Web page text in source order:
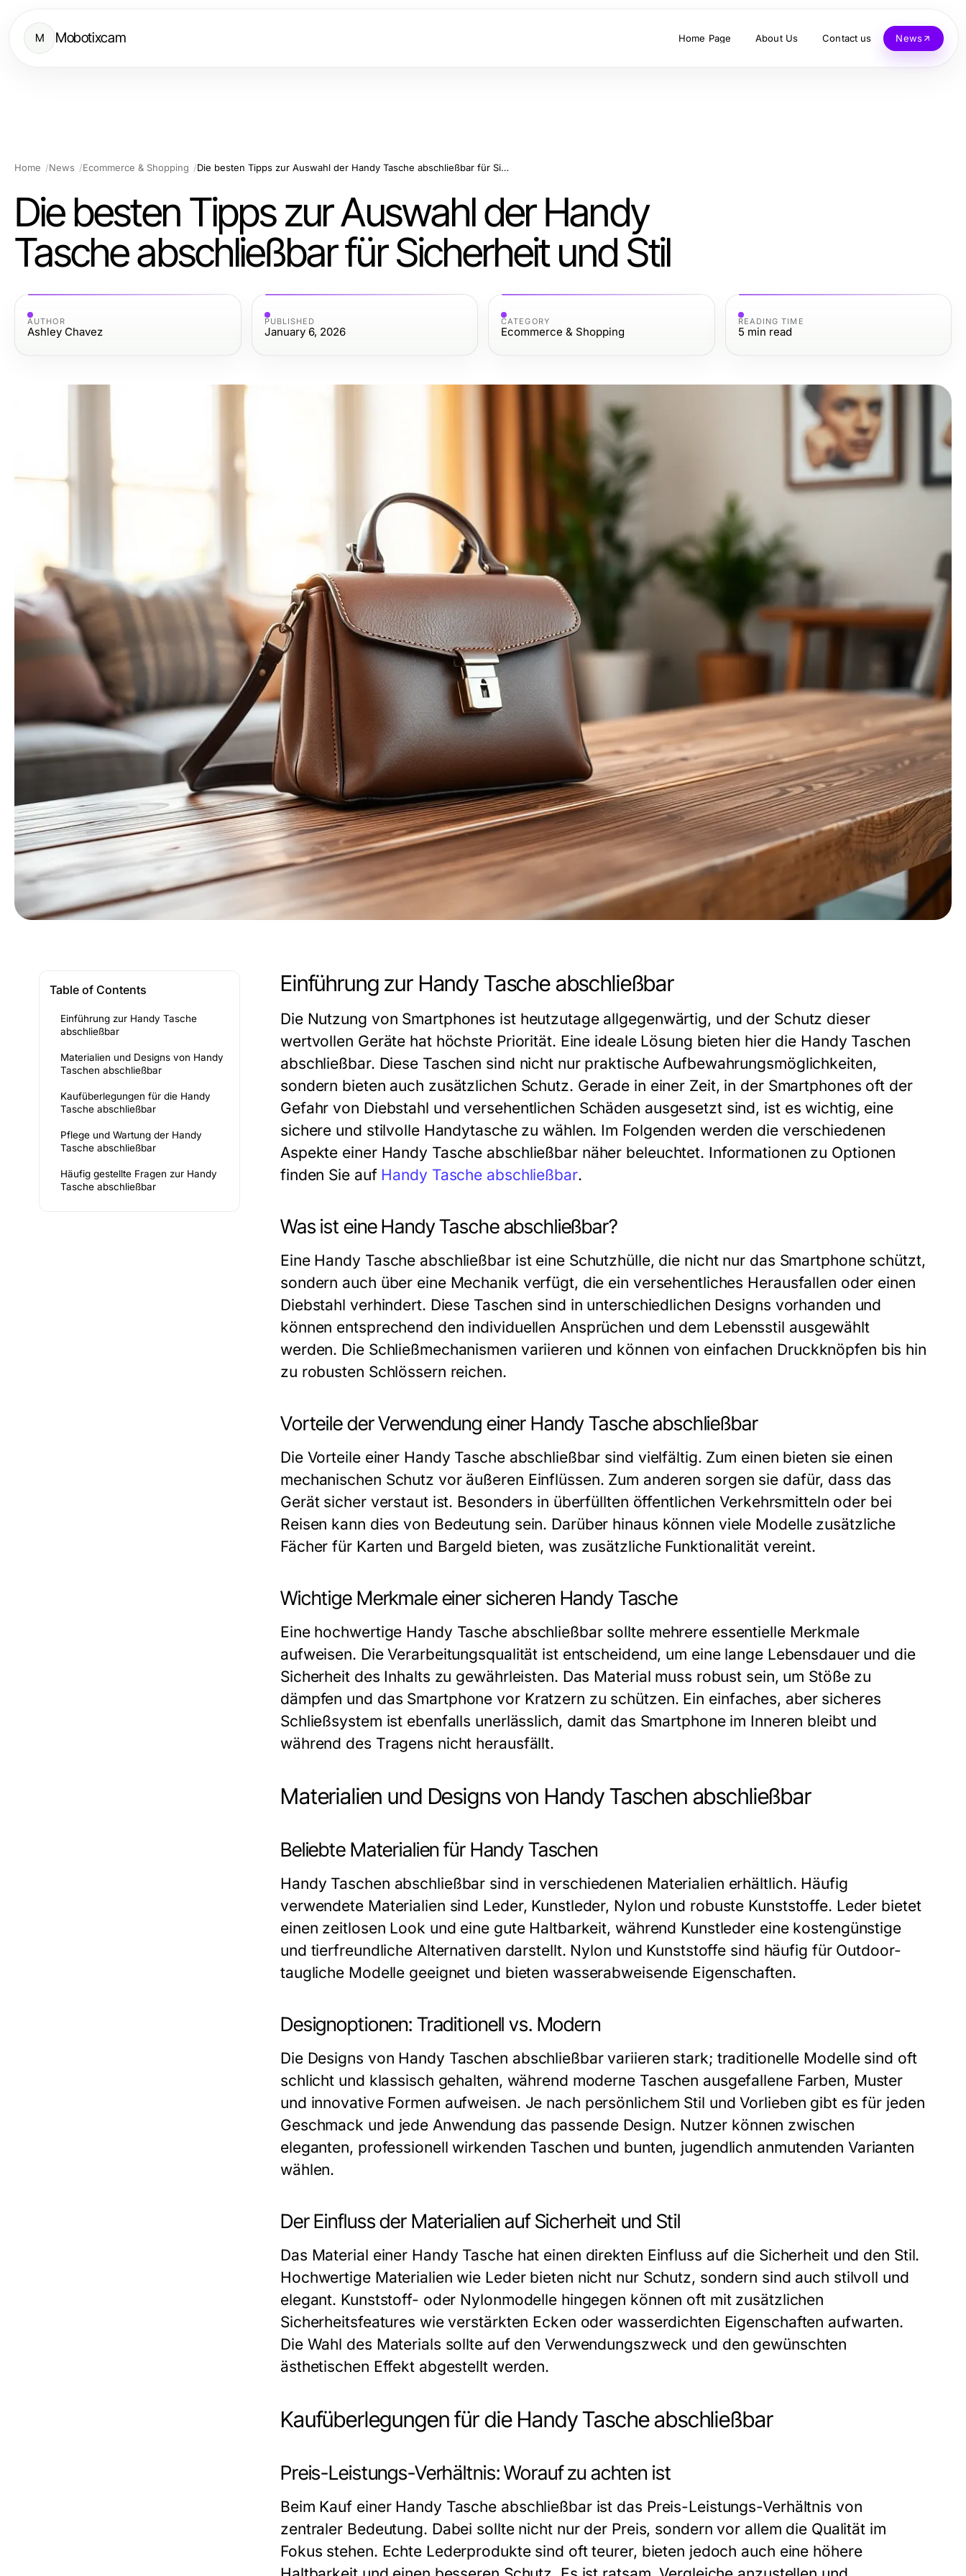
M Mobotixcam Home Page About Us Contact us News
Home News Ecommerce & Shopping Die besten Tipps zur Auswahl der Handy Tasche abschließbar für Sicherheit und Stil
Die besten Tipps zur Auswahl der Handy
Tasche abschließbar für Sicherheit und Stil
AUTHOR
Ashley Chavez
PUBLISHED
January 6, 2026
CATEGORY
Ecommerce & Shopping
READING TIME
5 min read
Table of Contents
Einführung zur Handy Tasche
abschließbar
Materialien und Designs von Handy
Taschen abschließbar
Kaufüberlegungen für die Handy
Tasche abschließbar
Pflege und Wartung der Handy
Tasche abschließbar
Häufig gestellte Fragen zur Handy
Tasche abschließbar
Einführung zur Handy Tasche abschließbar
Die Nutzung von Smartphones ist heutzutage allgegenwärtig, und der Schutz dieser
wertvollen Geräte hat höchste Priorität. Eine ideale Lösung bieten hier die Handy Taschen
abschließbar. Diese Taschen sind nicht nur praktische Aufbewahrungsmöglichkeiten,
sondern bieten auch zusätzlichen Schutz. Gerade in einer Zeit, in der Smartphones oft der
Gefahr von Diebstahl und versehentlichen Schäden ausgesetzt sind, ist es wichtig, eine
sichere und stilvolle Handytasche zu wählen. Im Folgenden werden die verschiedenen
Aspekte einer Handy Tasche abschließbar näher beleuchtet. Informationen zu Optionen
finden Sie auf Handy Tasche abschließbar.
Was ist eine Handy Tasche abschließbar?
Eine Handy Tasche abschließbar ist eine Schutzhülle, die nicht nur das Smartphone schützt,
sondern auch über eine Mechanik verfügt, die ein versehentliches Herausfallen oder einen
Diebstahl verhindert. Diese Taschen sind in unterschiedlichen Designs vorhanden und
können entsprechend den individuellen Ansprüchen und dem Lebensstil ausgewählt
werden. Die Schließmechanismen variieren und können von einfachen Druckknöpfen bis hin
zu robusten Schlössern reichen.
Vorteile der Verwendung einer Handy Tasche abschließbar
Die Vorteile einer Handy Tasche abschließbar sind vielfältig. Zum einen bieten sie einen
mechanischen Schutz vor äußeren Einflüssen. Zum anderen sorgen sie dafür, dass das
Gerät sicher verstaut ist. Besonders in überfüllten öffentlichen Verkehrsmitteln oder bei
Reisen kann dies von Bedeutung sein. Darüber hinaus können viele Modelle zusätzliche
Fächer für Karten und Bargeld bieten, was zusätzliche Funktionalität vereint.
Wichtige Merkmale einer sicheren Handy Tasche
Eine hochwertige Handy Tasche abschließbar sollte mehrere essentielle Merkmale
aufweisen. Die Verarbeitungsqualität ist entscheidend, um eine lange Lebensdauer und die
Sicherheit des Inhalts zu gewährleisten. Das Material muss robust sein, um Stöße zu
dämpfen und das Smartphone vor Kratzern zu schützen. Ein einfaches, aber sicheres
Schließsystem ist ebenfalls unerlässlich, damit das Smartphone im Inneren bleibt und
während des Tragens nicht herausfällt.
Materialien und Designs von Handy Taschen abschließbar
Beliebte Materialien für Handy Taschen
Handy Taschen abschließbar sind in verschiedenen Materialien erhältlich. Häufig
verwendete Materialien sind Leder, Kunstleder, Nylon und robuste Kunststoffe. Leder bietet
einen zeitlosen Look und eine gute Haltbarkeit, während Kunstleder eine kostengünstige
und tierfreundliche Alternativen darstellt. Nylon und Kunststoffe sind häufig für Outdoor-
taugliche Modelle geeignet und bieten wasserabweisende Eigenschaften.
Designoptionen: Traditionell vs. Modern
Die Designs von Handy Taschen abschließbar variieren stark; traditionelle Modelle sind oft
schlicht und klassisch gehalten, während moderne Taschen ausgefallene Farben, Muster
und innovative Formen aufweisen. Je nach persönlichem Stil und Vorlieben gibt es für jeden
Geschmack und jede Anwendung das passende Design. Nutzer können zwischen
eleganten, professionell wirkenden Taschen und bunten, jugendlich anmutenden Varianten
wählen.
Der Einfluss der Materialien auf Sicherheit und Stil
Das Material einer Handy Tasche hat einen direkten Einfluss auf die Sicherheit und den Stil.
Hochwertige Materialien wie Leder bieten nicht nur Schutz, sondern sind auch stilvoll und
elegant. Kunststoff- oder Nylonmodelle hingegen können oft mit zusätzlichen
Sicherheitsfeatures wie verstärkten Ecken oder wasserdichten Eigenschaften aufwarten.
Die Wahl des Materials sollte auf den Verwendungszweck und den gewünschten
ästhetischen Effekt abgestellt werden.
Kaufüberlegungen für die Handy Tasche abschließbar
Preis-Leistungs-Verhältnis: Worauf zu achten ist
Beim Kauf einer Handy Tasche abschließbar ist das Preis-Leistungs-Verhältnis von
zentraler Bedeutung. Dabei sollte nicht nur der Preis, sondern vor allem die Qualität im
Fokus stehen. Echte Lederprodukte sind oft teurer, bieten jedoch auch eine höhere